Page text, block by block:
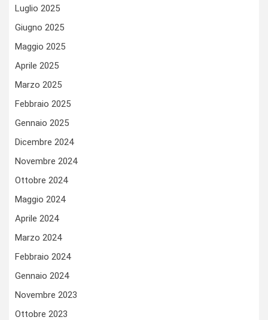
Luglio 2025
Giugno 2025
Maggio 2025
Aprile 2025
Marzo 2025
Febbraio 2025
Gennaio 2025
Dicembre 2024
Novembre 2024
Ottobre 2024
Maggio 2024
Aprile 2024
Marzo 2024
Febbraio 2024
Gennaio 2024
Novembre 2023
Ottobre 2023